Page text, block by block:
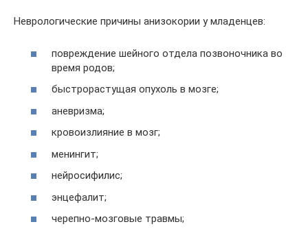
Неврологические причины анизокории у младенцев:
повреждение шейного отдела позвоночника во
время родов;
быстрорастущая опухоль в мозге;
аневризма;
кровоизлияние в мозг;
менингит;
нейросифилис;
энцефалит;
черепно-мозговые травмы;